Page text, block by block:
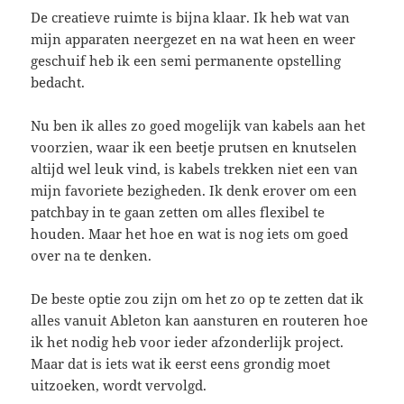
De creatieve ruimte is bijna klaar. Ik heb wat van
mijn apparaten neergezet en na wat heen en weer
geschuif heb ik een semi permanente opstelling
bedacht.
Nu ben ik alles zo goed mogelijk van kabels aan het
voorzien, waar ik een beetje prutsen en knutselen
altijd wel leuk vind, is kabels trekken niet een van
mijn favoriete bezigheden. Ik denk erover om een
patchbay in te gaan zetten om alles flexibel te
houden. Maar het hoe en wat is nog iets om goed
over na te denken.
De beste optie zou zijn om het zo op te zetten dat ik
alles vanuit Ableton kan aansturen en routeren hoe
ik het nodig heb voor ieder afzonderlijk project.
Maar dat is iets wat ik eerst eens grondig moet
uitzoeken, wordt vervolgd.